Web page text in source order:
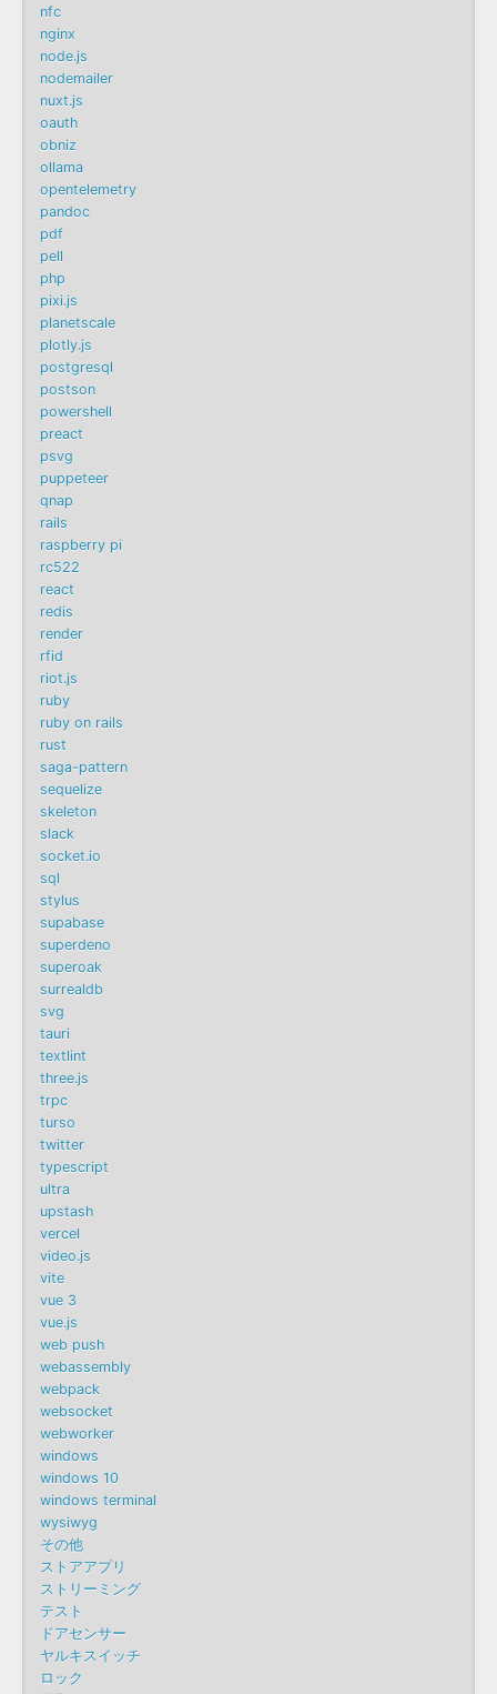
nfc
nginx
node.js
nodemailer
nuxt.js
oauth
obniz
ollama
opentelemetry
pandoc
pdf
pell
php
pixi.js
planetscale
plotly.js
postgresql
postson
powershell
preact
psvg
puppeteer
qnap
rails
raspberry pi
rc522
react
redis
render
rfid
riot.js
ruby
ruby on rails
rust
saga-pattern
sequelize
skeleton
slack
socket.io
sql
stylus
supabase
superdeno
superoak
surrealdb
svg
tauri
textlint
three.js
trpc
turso
twitter
typescript
ultra
upstash
vercel
video.js
vite
vue 3
vue.js
web push
webassembly
webpack
websocket
webworker
windows
windows 10
windows terminal
wysiwyg
その他
ストアアプリ
ストリーミング
テスト
ドアセンサー
ヤルキスイッチ
ロック